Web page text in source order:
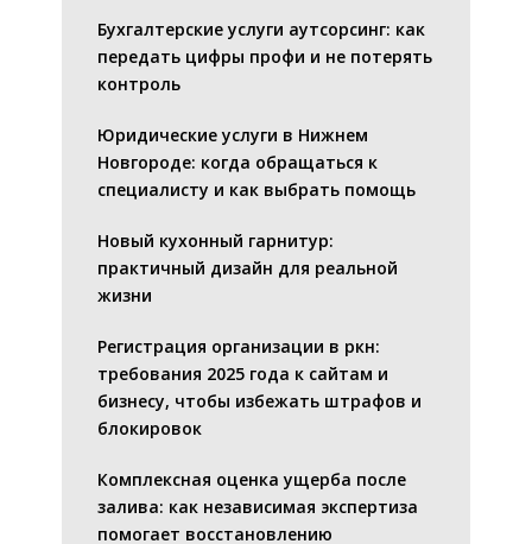
Бухгалтерские услуги аутсорсинг: как
передать цифры профи и не потерять
контроль
Юридические услуги в Нижнем
Новгороде: когда обращаться к
специалисту и как выбрать помощь
Новый кухонный гарнитур:
практичный дизайн для реальной
жизни
Регистрация организации в ркн:
требования 2025 года к сайтам и
бизнесу, чтобы избежать штрафов и
блокировок
Комплексная оценка ущерба после
залива: как независимая экспертиза
помогает восстановлению